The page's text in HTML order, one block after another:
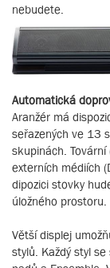
nebudete.
Automatická
Aranžér má
seřazených ve 13
skupinách. Tovární
externích médiích
dipozici stovky
úložného prostoru.
Větší displej
stylů. Každý styl